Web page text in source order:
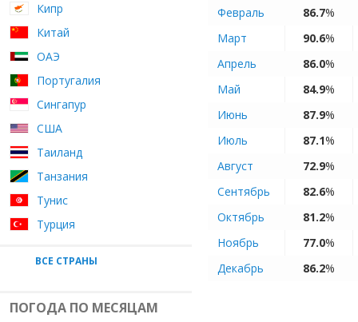
Кипр
Китай
ОАЭ
Португалия
Сингапур
США
Таиланд
Танзания
Тунис
Турция
ВСЕ СТРАНЫ
ПОГОДА ПО МЕСЯЦАМ
Февраль
86.7%
Март
90.6%
Апрель
86.0%
Май
84.9%
Июнь
87.9%
Июль
87.1%
Август
72.9%
Сентябрь
82.6%
Октябрь
81.2%
Ноябрь
77.0%
Декабрь
86.2%